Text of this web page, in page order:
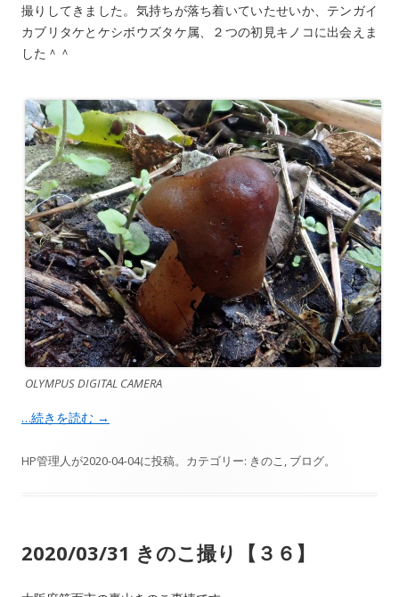
撮りしてきました。気持ちが落ち着いていたせいか、テンガイ
カブリタケとケシボウズタケ属、２つの初見キノコに出会えま
した＾＾
OLYMPUS DIGITAL CAMERA
…続きを読む →
HP管理人が2020-04-04に投稿。カテゴリー: きのこ , ブログ。
2020/03/31 きのこ撮り【３６】